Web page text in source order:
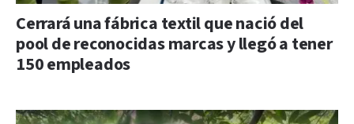
Cerrará una fábrica textil que nació del
pool de reconocidas marcas y llegó a tener
150 empleados